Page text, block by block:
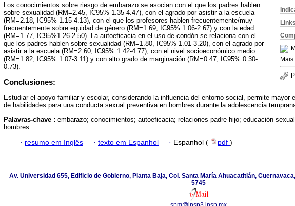
Mais
Los conocimientos sobre riesgo de embarazo se asocian con el que los padres hablen
sobre sexualidad (RM=2.45, IC95% 1.35-4.47), con el agrado por asistir a la escuela
(RM=2.18, IC95% 1.15-4.13), con el que los profesores hablen frecuentemente/muy
frecuentemente sobre equidad de género (RM=1.69, IC95% 1.06-2.67) y con la edad
(RM=1.77, IC95%1.26-2.50). La autoeficacia en el uso de condón se relaciona con el
que los padres hablen sobre sexualidad (RM=1.80, IC95% 1.01-3.20), con el agrado por
asistir a la escuela (RM=2.60, IC95% 1.42-4.77), con el nivel socioeconómico medio
(RM=1.82, IC95% 1.07-3.11) y con alto grado de marginación (RM=0.47, IC95% 0.30-
0.73).
Conclusiones:
Estudiar el apoyo familiar y escolar, considerando la influencia del entorno social, permite mayor
de habilidades para una conducta sexual preventiva en hombres durante la adolescencia
Palavras-chave : embarazo; conocimientos; autoeficacia; relaciones padre-hijo; educación
hombres.
· resumo em Inglês · texto em Espanhol · Espanhol ( pdf )
Av. Universidad 655, Edificio de Gobierno, Planta Baja, Col. Santa María Ahuacatitlán,
5745